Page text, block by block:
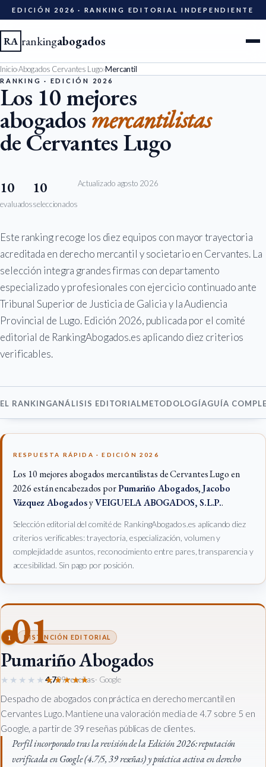
EDICIÓN 2026 · RANKING EDITORIAL INDEPENDIENTE
RA rankingabogados
Ciudades
Especialidades
Diccionario
Metodología
Ser evaluado
Inicio›Abogados Cervantes Lugo›Mercantil
RANKING · EDICIÓN 2026
Los 10 mejores
abogados mercantilistas
de Cervantes Lugo
10
evaluados
10
seleccionados
Actualizado agosto 2026
Este ranking recoge los diez equipos con mayor trayectoria
acreditada en derecho mercantil y societario en Cervantes. La
selección integra grandes firmas con departamento
especializado y profesionales con ejercicio continuado ante
Tribunal Superior de Justicia de Galicia y la Audiencia
Provincial de Lugo. Edición 2026, publicada por el comité
editorial de RankingAbogados.es aplicando diez criterios
verificables.
EL RANKINGANÁLISIS EDITORIALMETODOLOGÍAGUÍA
RESPUESTA RÁPIDA · EDICIÓN 2026
Los 10 mejores abogados mercantilistas de Cervantes Lugo en
2026 están encabezados porPumariño Abogados,Jacobo
Vázquez AbogadosyVEIGUELA ABOGADOS, S.L.P..
Selección editorial del comité de RankingAbogados.es aplicando diez
criterios verificables: trayectoria, especialización, volumen y
complejidad de asuntos, reconocimiento entre pares, transparencia y
accesibilidad. Sin pago por posición.
01
1 DISTINCIÓN EDITORIAL
Pumariño Abogados
★★★★★★★★★★
4,739 reseñas· Google
Despacho de abogados con práctica en derecho mercantil en
Cervantes Lugo. Mantiene una valoración media de 4.7 sobre 5 en
Google, a partir de 39 reseñas públicas de clientes.
Perfil incorporado tras la revisión de la Edición 2026: reputación
verificada en Google (4.7/5, 39 reseñas) y práctica activa en derecho